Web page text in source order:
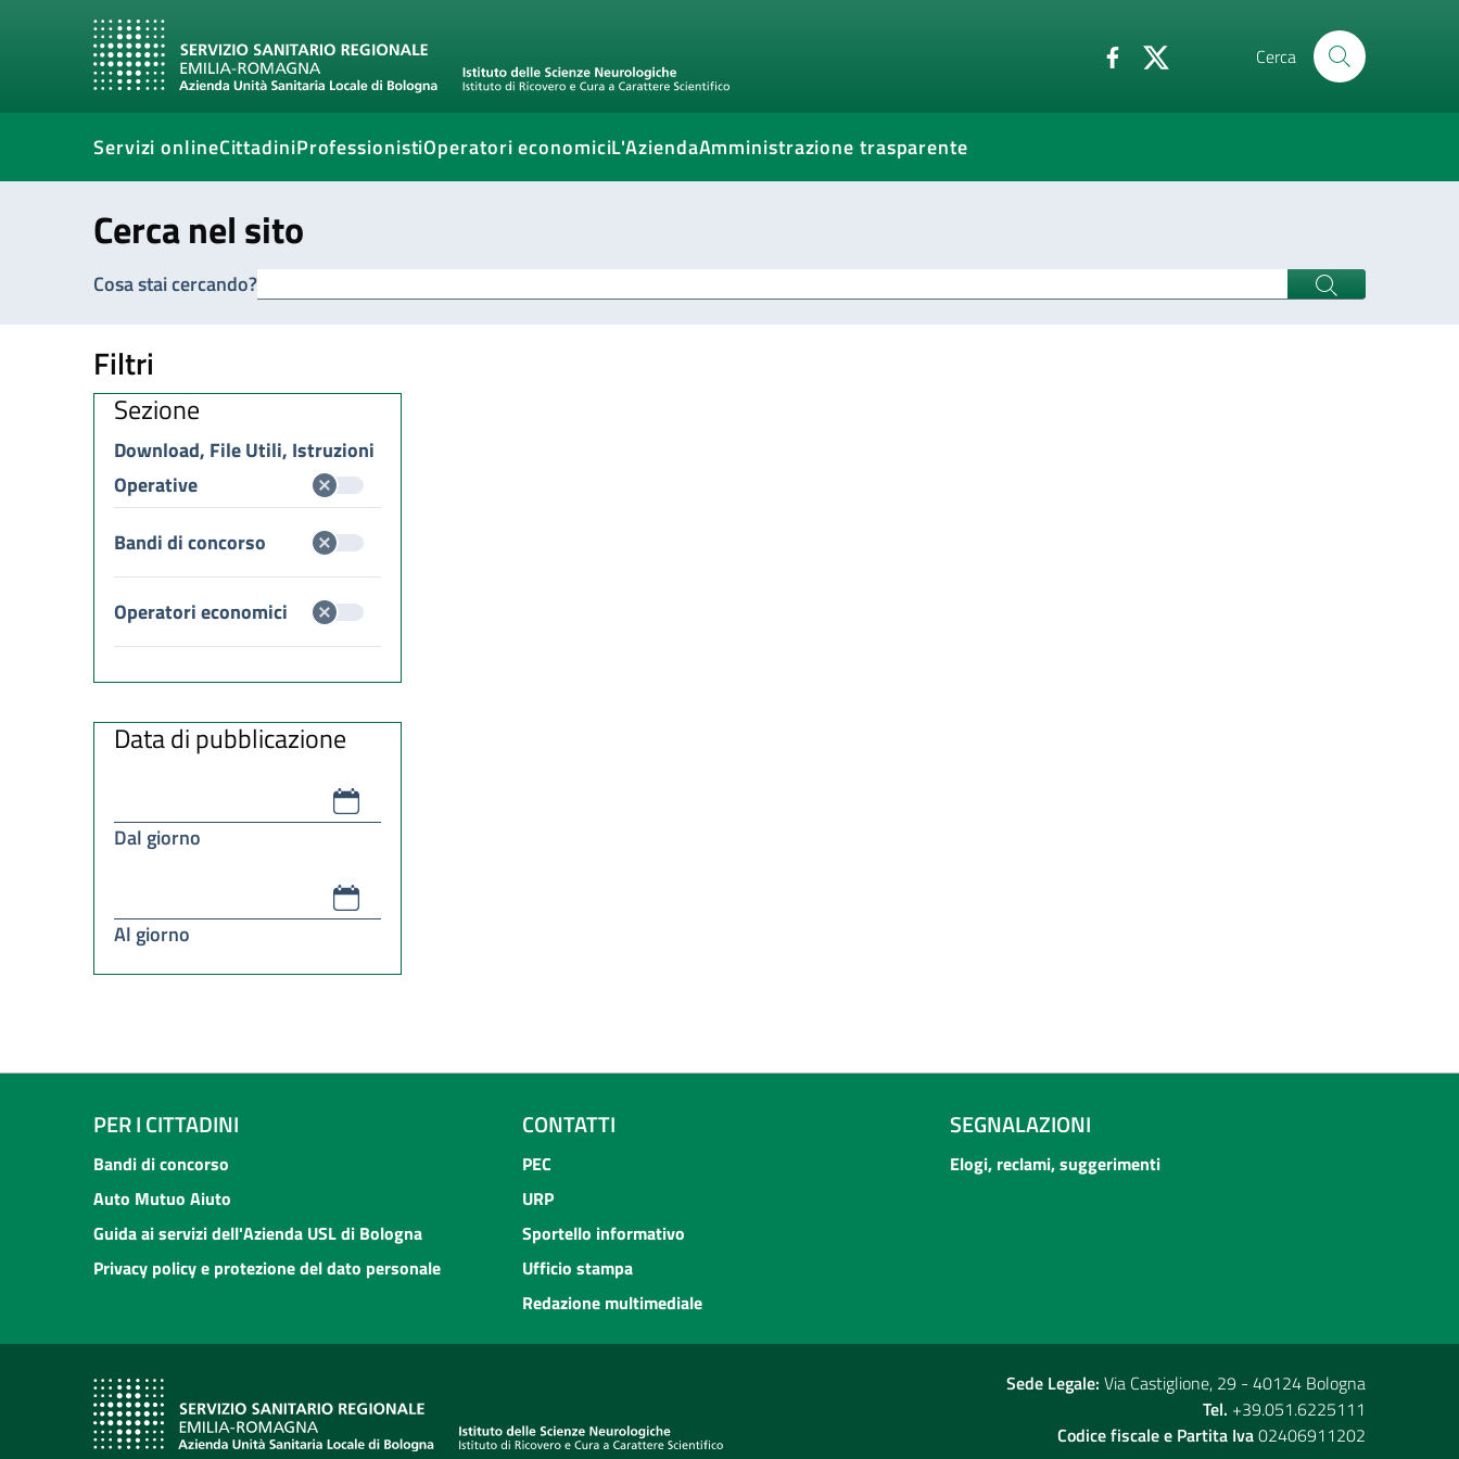
Cerca
Servizi onlineCittadiniProfessionistiOperatori economiciL'AziendaAmministrazione trasparente
Cerca nel sito
Cosa stai cercando?
Filtri
Sezione
Download, File Utili, Istruzioni
Operative
Bandi di concorso
Operatori economici
Data di pubblicazione
Dal giorno
Al giorno
PER I CITTADINI
Bandi di concorso
Auto Mutuo Aiuto
Guida ai servizi dell'Azienda USL di Bologna
Privacy policy e protezione del dato personale
CONTATTI
PEC
URP
Sportello informativo
Ufficio stampa
Redazione multimediale
SEGNALAZIONI
Elogi, reclami, suggerimenti
Sede Legale: Via Castiglione, 29 - 40124 Bologna
Tel. +39.051.6225111
Codice fiscale e Partita Iva02406911202